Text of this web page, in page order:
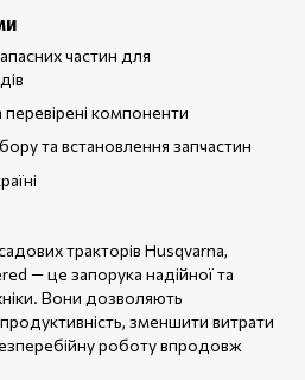
частин для
перевірені компоненти
та встановлення запчастин
тракторів Husqvarna,
— це запорука надійної та
Вони дозволяють
зменшити витрати
роботу впродовж